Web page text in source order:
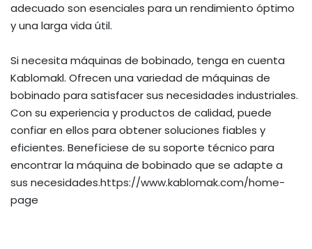
adecuado son esenciales para un rendimiento óptimo
y una larga vida útil.
Si necesita máquinas de bobinado, tenga en cuenta
Kablomakl. Ofrecen una variedad de máquinas de
bobinado para satisfacer sus necesidades industriales.
Con su experiencia y productos de calidad, puede
confiar en ellos para obtener soluciones fiables y
eficientes. Benefíciese de su soporte técnico para
encontrar la máquina de bobinado que se adapte a
sus necesidades.https://www.kablomak.com/home-
page